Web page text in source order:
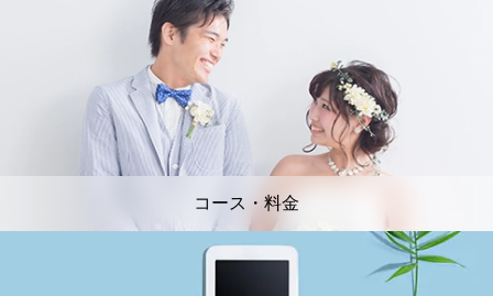
コース・料金